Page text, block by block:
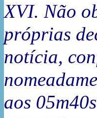
XVI. Não
próprias
notícia,
aos